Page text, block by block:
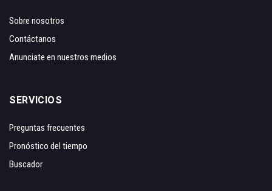
Sobre nosotros
Contáctanos
Anunciate en nuestros medios
SERVICIOS
Preguntas frecuentes
Pronóstico del tiempo
Buscador